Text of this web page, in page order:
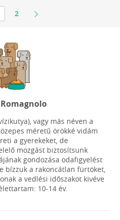
2
vagy más néven a
méretű örökké vidám
a gyerekeket, de
mozgást biztosítsunk
gondozása odafigyelést
bízzuk a rakoncátlan fürtöket,
a vedlési időszakot kivéve
10-14 év.